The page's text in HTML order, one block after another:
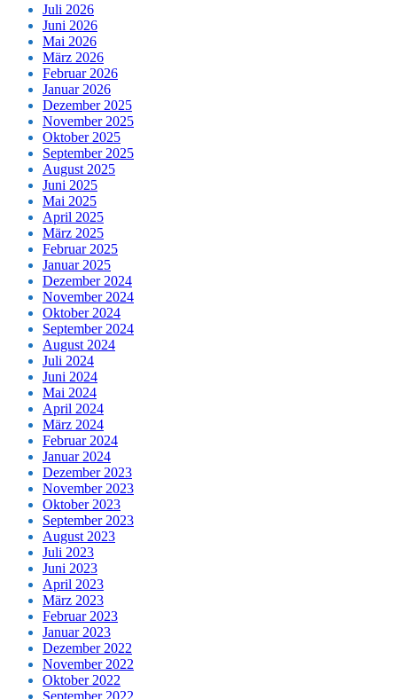
Juli 2026
Juni 2026
Mai 2026
März 2026
Februar 2026
Januar 2026
Dezember 2025
November 2025
Oktober 2025
September 2025
August 2025
Juni 2025
Mai 2025
April 2025
März 2025
Februar 2025
Januar 2025
Dezember 2024
November 2024
Oktober 2024
September 2024
August 2024
Juli 2024
Juni 2024
Mai 2024
April 2024
März 2024
Februar 2024
Januar 2024
Dezember 2023
November 2023
Oktober 2023
September 2023
August 2023
Juli 2023
Juni 2023
April 2023
März 2023
Februar 2023
Januar 2023
Dezember 2022
November 2022
Oktober 2022
September 2022